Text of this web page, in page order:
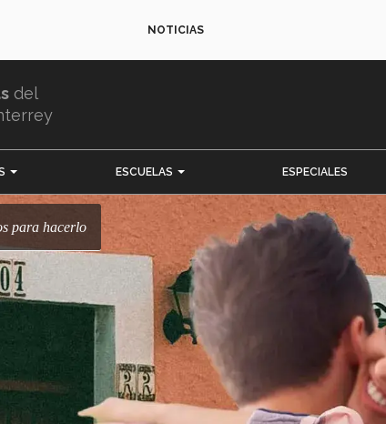
NOTICIAS
del
ESCUELAS ESPECIALES
para hacerlo